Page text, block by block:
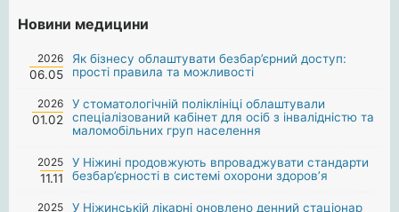
Новини медицини
2026
06.05
Як бізнесу облаштувати безбар’єрний доступ:
прості правила та можливості
2026
01.02
У стоматологічній поліклініці облаштували
спеціалізований кабінет для осіб з інвалідністю та
маломобільних груп населення
2025
11.11
У Ніжині продовжують впроваджувати стандарти
безбар’єрності в системі охорони здоров’я
2025
У Ніжинській лікарні оновлено денний стаціонар